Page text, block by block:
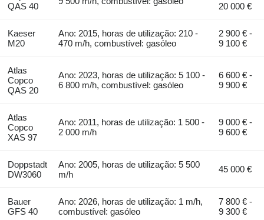
QAS 40
20 000 €
Kaeser
M20
Ano: 2015, horas de utilização: 210 -
470 m/h, combustível: gasóleo
2 900 € -
9 100 €
Atlas
Copco
QAS 20
Ano: 2023, horas de utilização: 5 100 -
6 800 m/h, combustível: gasóleo
6 600 € -
9 900 €
Atlas
Copco
XAS 97
Ano: 2011, horas de utilização: 1 500 -
2 000 m/h
9 000 € -
9 600 €
Doppstadt
DW3060
Ano: 2005, horas de utilização: 5 500
m/h
45 000 €
Bauer
GFS 40
Ano: 2026, horas de utilização: 1 m/h,
combustível: gasóleo
7 800 € -
9 300 €